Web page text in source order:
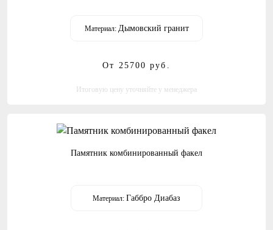
Материал: Дымовский гранит
От 25700 руб.
Итоговую цену уточняйте у менеджера
Памятник комбинированный факел
Материал: Габбро Диабаз